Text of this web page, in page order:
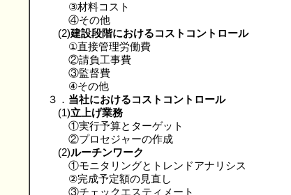
③材料コスト
④その他
(2)建設段階におけるコストコントロール
①直接管理労働費
②請負工事費
③監督費
④その他
３． 当社におけるコストコントロール
(1)立上げ業務
①実行予算とターゲット
②プロセジャーの作成
(2)ルーチンワーク
①モニタリングとトレンドアナリシス
②完成予定額の見直し
③チェックエスティメート